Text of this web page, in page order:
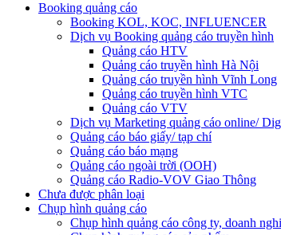
Booking quảng cáo
Booking KOL, KOC, INFLUENCER
Dịch vụ Booking quảng cáo truyền hình
Quảng cáo HTV
Quảng cáo truyền hình Hà Nội
Quảng cáo truyền hình Vĩnh Long
Quảng cáo truyền hình VTC
Quảng cáo VTV
Dịch vụ Marketing quảng cáo online/
Quảng cáo báo giấy/ tạp chí
Quảng cáo báo mạng
Quảng cáo ngoài trời (OOH)
Quảng cáo Radio-VOV Giao Thông
Chưa được phân loại
Chụp hình quảng cáo
Chụp hình quảng cáo công ty, doanh